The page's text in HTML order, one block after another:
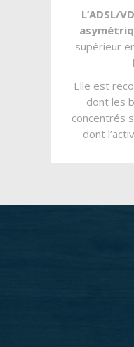
L’ADSL/
supérieur
Elle est
dont les
concentrés
dont